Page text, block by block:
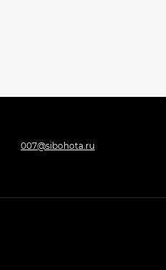
007@sibohota.ru